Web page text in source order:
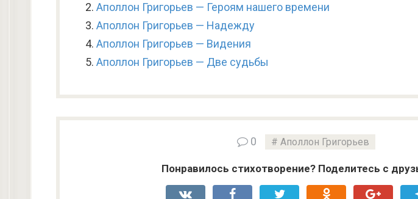
Аполлон Григорьев — Героям нашего времени
Аполлон Григорьев — Надежду
Аполлон Григорьев — Видения
Аполлон Григорьев — Две судьбы
0 Аполлон Григорьев
Понравилось стихотворение? Поделитесь с